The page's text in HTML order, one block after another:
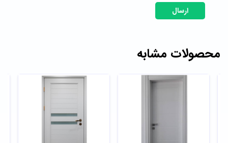
ارسال
محصولات مشابه